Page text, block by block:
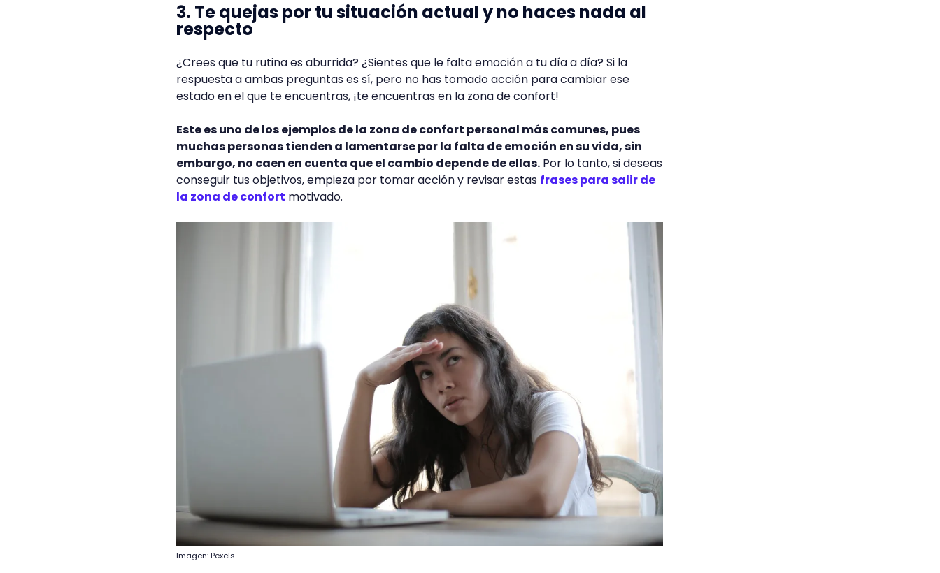
3. Te quejas por tu situación actual y no haces nada al
respecto
¿Crees que tu rutina es aburrida? ¿Sientes que le falta emoción a tu día a día? Si la
respuesta a ambas preguntas es sí, pero no has tomado acción para cambiar ese
estado en el que te encuentras, ¡te encuentras en la zona de confort!
Este es uno de los ejemplos de la zona de confort personal más comunes, pues
muchas personas tienden a lamentarse por la falta de emoción en su vida, sin
embargo, no caen en cuenta que el cambio depende de ellas. Por lo tanto, si deseas
conseguir tus objetivos, empieza por tomar acción y revisar estas frases para salir de
la zona de confort motivado.
Imagen: Pexels